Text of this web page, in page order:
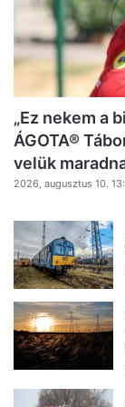
„Ez nekem a
ÁGOTA®
velük
2026, augusztus 10.